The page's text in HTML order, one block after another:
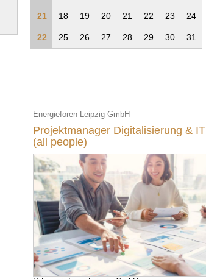
21 18 19 20 21 22 23 24
22 25 26 27 28 29 30 31
Energieforen Leipzig GmbH
Projektmanager Digitalisierung & IT
(all people)